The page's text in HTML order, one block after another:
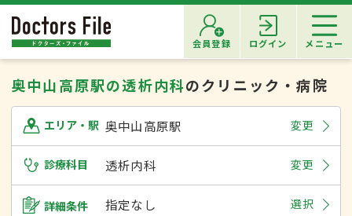
会員登録 ログイン メニュー
奥中山高原駅の透析内科のクリニック・病院
エリア・駅 奥中山高原駅 変更
診療科目 透析内科 変更
詳細条件 指定なし 選択